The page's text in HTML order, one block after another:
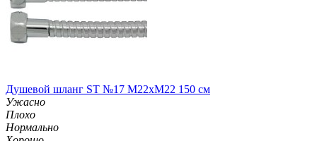
Душевой шланг ST №17 М22хМ22 150 см
Ужасно
Плохо
Нормально